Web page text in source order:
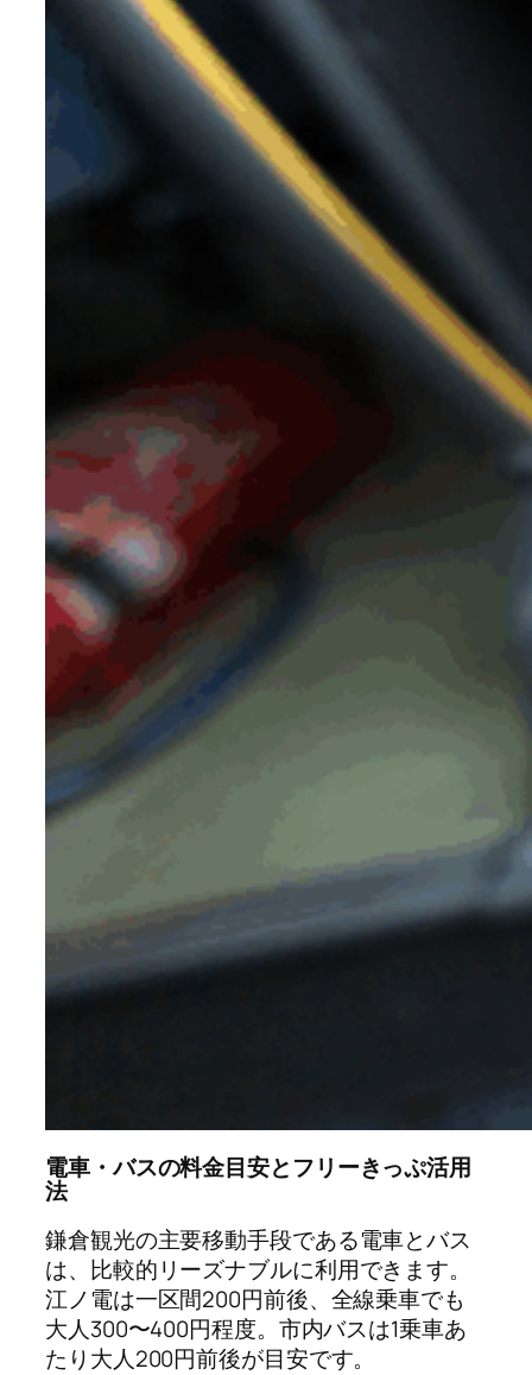
電車・バスの料金目安とフリーきっぷ活用
法
鎌倉観光の主要移動手段である電車とバス
は、比較的リーズナブルに利用できます。
江ノ電は一区間200円前後、全線乗車でも
大人300〜400円程度。市内バスは1乗車あ
たり大人200円前後が目安です。